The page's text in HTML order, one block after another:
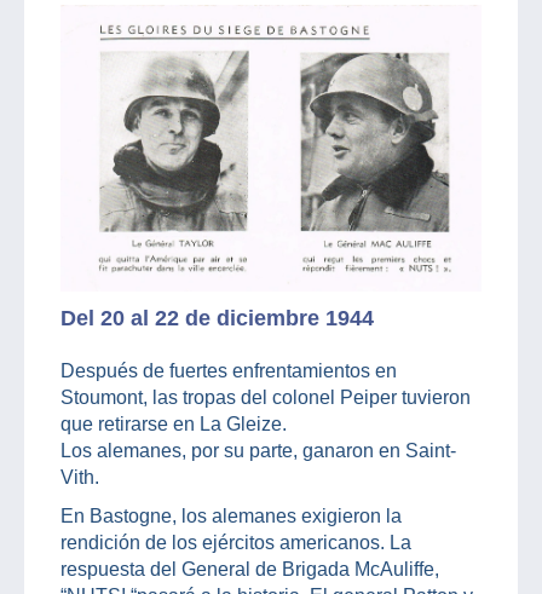
Del 20 al 22 de diciembre 1944
Después de fuertes enfrentamientos en
Stoumont, las tropas del colonel Peiper tuvieron
que retirarse en La Gleize.
Los alemanes, por su parte, ganaron en Saint-
Vith.
En Bastogne, los alemanes exigieron la
rendición de los ejércitos americanos. La
respuesta del General de Brigada McAuliffe,